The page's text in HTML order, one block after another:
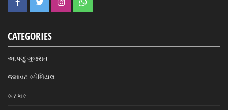
CATEGORIES
આપણું ગુજરાત
જમાવટ સ્પેશિયલ
સરકાર